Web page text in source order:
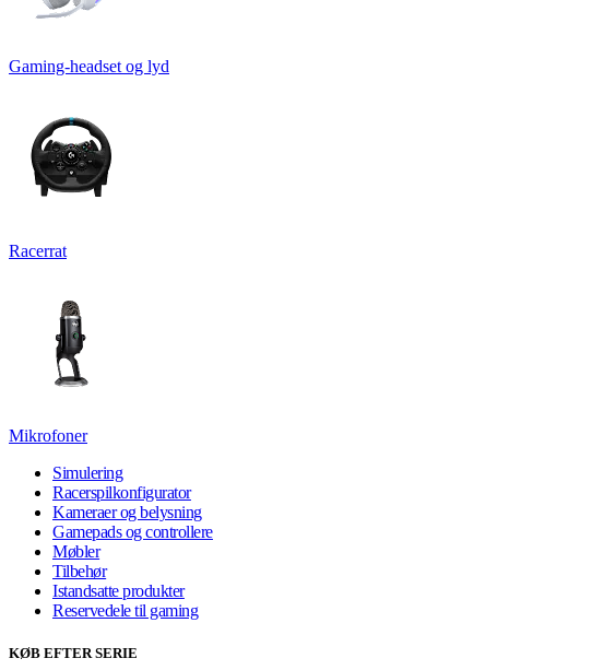
Gaming-headset og lyd
Racerrat
Mikrofoner
Simulering
Racerspilkonfigurator
Kameraer og belysning
Gamepads og controllere
Møbler
Tilbehør
Istandsatte produkter
Reservedele til gaming
KØB EFTER SERIE